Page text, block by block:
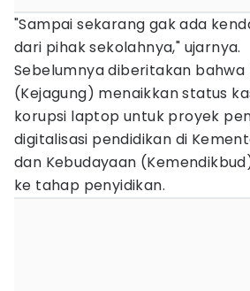
"Sampai sekarang gak ada
dari pihak sekolahnya," ujarnya.
Sebelumnya diberitakan bahwa
(Kejagung) menaikkan status
korupsi laptop untuk proyek
digitalisasi pendidikan di
dan Kebudayaan
ke tahap penyidikan.